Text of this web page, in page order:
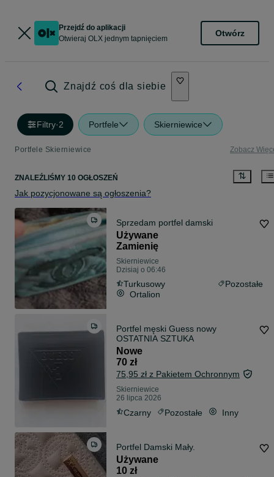
Przejdź do aplikacji
Otwieraj OLX jednym tapnięciem
Otwórz
Znajdź coś dla siebie
Filtry·2 Portfele Skierniewice
Portfele Skierniewice Zobacz
ZNALEŹLIŚMY 10 OGŁOSZEŃ
Jak pozycjonowane są ogłoszenia?
Sprzedam portfel damski
Używane
Zamienię
Skierniewice
Dzisiaj o 06:46
Turkusowy
Pozostałe
Ortalion
Portfel męski Guess nowy
OSTATNIA SZTUKA
Nowe
70 zł
75,95 zł z Pakietem Ochronnym
Skierniewice
26 lipca 2026
Czarny Pozostałe Inny
Portfel Damski Mały.
Używane
10 zł